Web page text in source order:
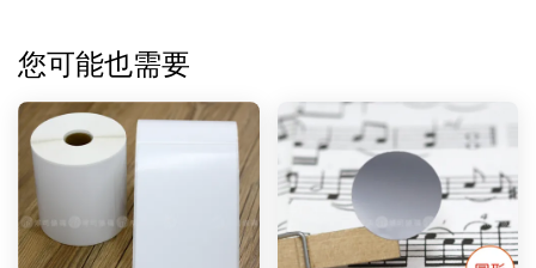
您可能也需要